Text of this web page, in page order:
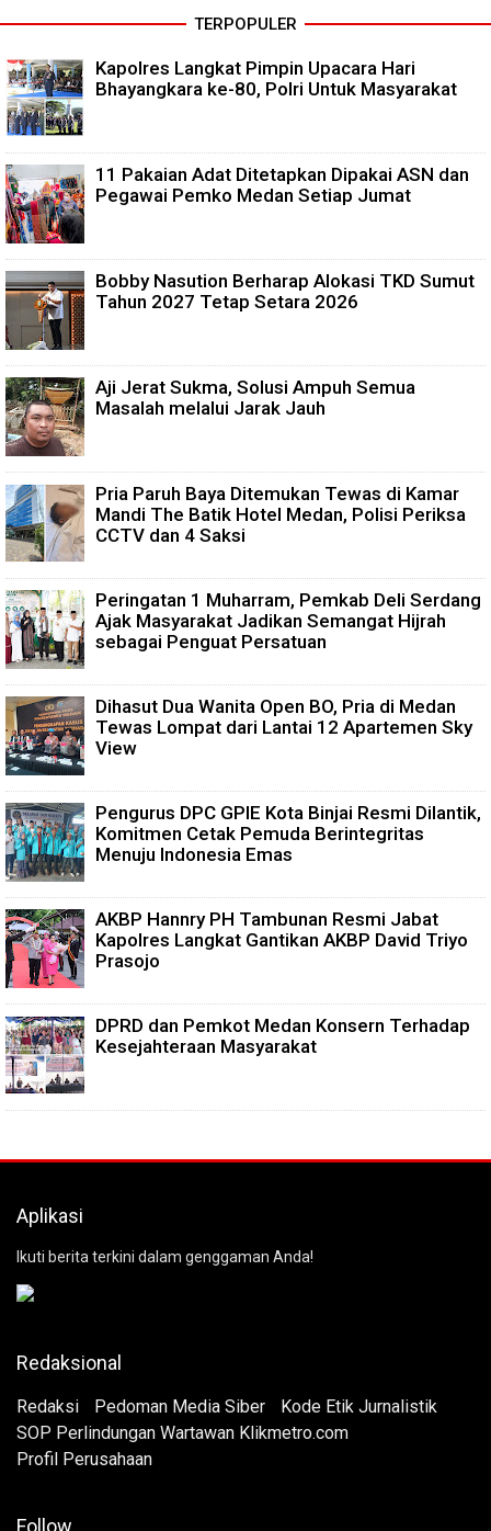
TERPOPULER
Kapolres Langkat Pimpin Upacara Hari
Bhayangkara ke-80, Polri Untuk Masyarakat
11 Pakaian Adat Ditetapkan Dipakai ASN dan
Pegawai Pemko Medan Setiap Jumat
Bobby Nasution Berharap Alokasi TKD Sumut
Tahun 2027 Tetap Setara 2026
Aji Jerat Sukma, Solusi Ampuh Semua
Masalah melalui Jarak Jauh
Pria Paruh Baya Ditemukan Tewas di Kamar
Mandi The Batik Hotel Medan, Polisi Periksa
CCTV dan 4 Saksi
Peringatan 1 Muharram, Pemkab Deli Serdang
Ajak Masyarakat Jadikan Semangat Hijrah
sebagai Penguat Persatuan
Dihasut Dua Wanita Open BO, Pria di Medan
Tewas Lompat dari Lantai 12 Apartemen Sky
View
Pengurus DPC GPIE Kota Binjai Resmi Dilantik,
Komitmen Cetak Pemuda Berintegritas
Menuju Indonesia Emas
AKBP Hannry PH Tambunan Resmi Jabat
Kapolres Langkat Gantikan AKBP David Triyo
Prasojo
DPRD dan Pemkot Medan Konsern Terhadap
Kesejahteraan Masyarakat
Aplikasi
Ikuti berita terkini dalam genggaman Anda!
Redaksional
Redaksi Pedoman Media Siber
Kode Etik Jurnalistik
SOP Perlindungan Wartawan Klikmetro.com
Profil Perusahaan
Follow